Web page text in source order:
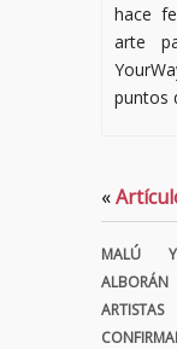
hace
arte
puntos
«
MALÚ
ALBORÁN
ARTISTAS